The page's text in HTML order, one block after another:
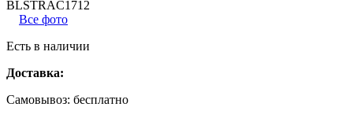
Все фото
Есть в наличии
Доставка:
Самовывоз: бесплатно